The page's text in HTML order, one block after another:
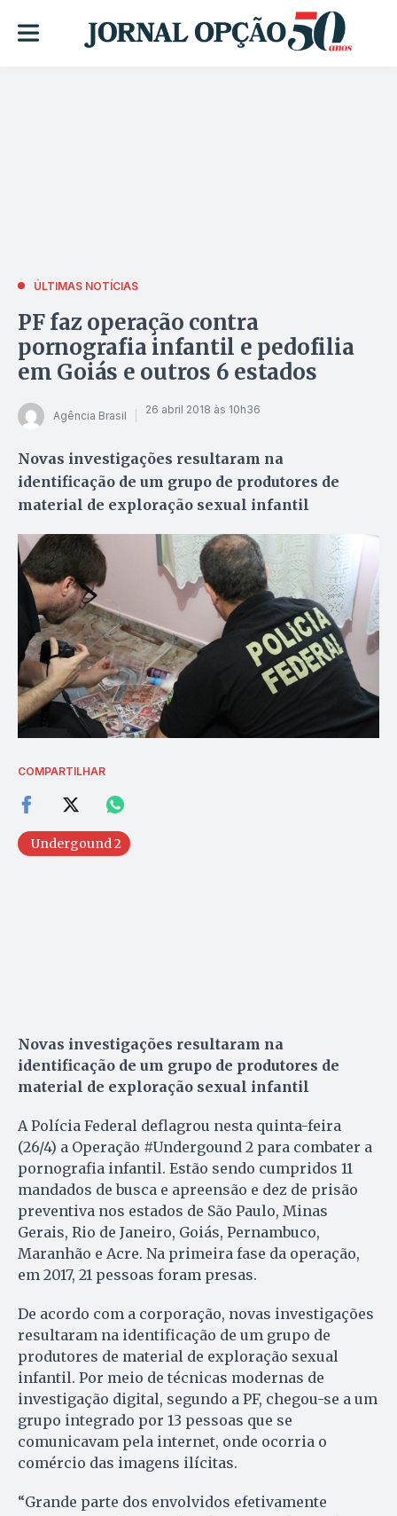
ÚLTIMAS NOTÍCIAS
PF faz operação contra
pornografia infantil e pedofilia
em Goiás e outros 6 estados
Agência Brasil 26 abril 2018 às 10h36
Novas investigações resultaram na
identificação de um grupo de produtores de
material de exploração sexual infantil
COMPARTILHAR
Undergound 2
Novas investigações resultaram na
identificação de um grupo de produtores de
material de exploração sexual infantil
A Polícia Federal deflagrou nesta quinta-feira
(26/4) a Operação #Undergound 2 para combater a
pornografia infantil. Estão sendo cumpridos 11
mandados de busca e apreensão e dez de prisão
preventiva nos estados de São Paulo, Minas
Gerais, Rio de Janeiro, Goiás, Pernambuco,
Maranhão e Acre. Na primeira fase da operação,
em 2017, 21 pessoas foram presas.
De acordo com a corporação, novas investigações
resultaram na identificação de um grupo de
produtores de material de exploração sexual
infantil. Por meio de técnicas modernas de
investigação digital, segundo a PF, chegou-se a um
grupo integrado por 13 pessoas que se
comunicavam pela internet, onde ocorria o
comércio das imagens ilícitas.
“Grande parte dos envolvidos efetivamente